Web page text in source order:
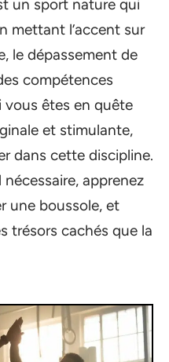
un sport nature qui
mettant l’accent sur
le dépassement de
compétences
vous êtes en quête
et stimulante,
dans cette discipline.
apprenez
une boussole, et
trésors cachés que la